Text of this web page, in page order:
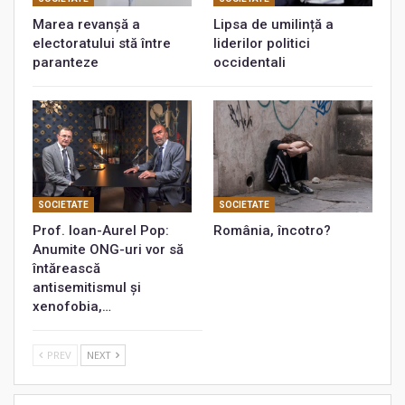
Marea revanșă a
electoratului stă între
paranteze
Lipsa de umilință a
liderilor politici
occidentali
SOCIETATE
Prof. Ioan-Aurel Pop:
Anumite ONG-uri vor să
întărească
antisemitismul și
xenofobia,…
SOCIETATE
România, încotro?
PREV NEXT